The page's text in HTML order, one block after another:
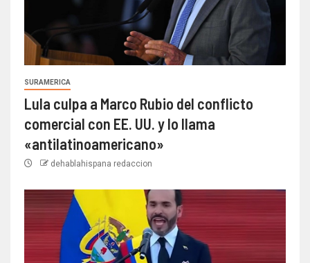
SURAMERICA
Lula culpa a Marco Rubio del conflicto
comercial con EE. UU. y lo llama
«antilatinoamericano»
dehablahispana redaccion